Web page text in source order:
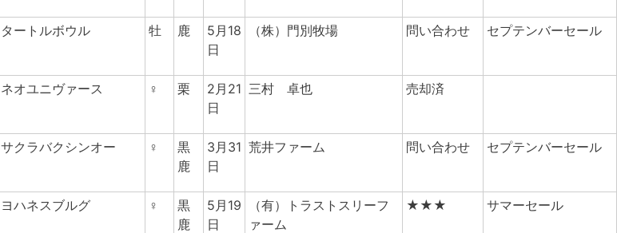
タートルボウル 牡 鹿
5月18
日
（株）門別牧場 問い合わせ セプテンバーセール
ネオユニヴァース ♀ 栗
2月21
日
三村 卓也 売却済
サクラバクシンオー ♀
黒
鹿
3月31
日
荒井ファーム 問い合わせ セプテンバーセール
ヨハネスブルグ ♀
黒
鹿
5月19
日
（有）トラストスリーフ
ァーム
★★★ サマーセール